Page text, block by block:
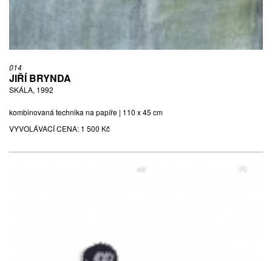
014
JIŘÍ BRYNDA
SKÁLA, 1992
kombinovaná technika na papíře | 110 x 45 cm
VYVOLÁVACÍ CENA: 1 500 Kč